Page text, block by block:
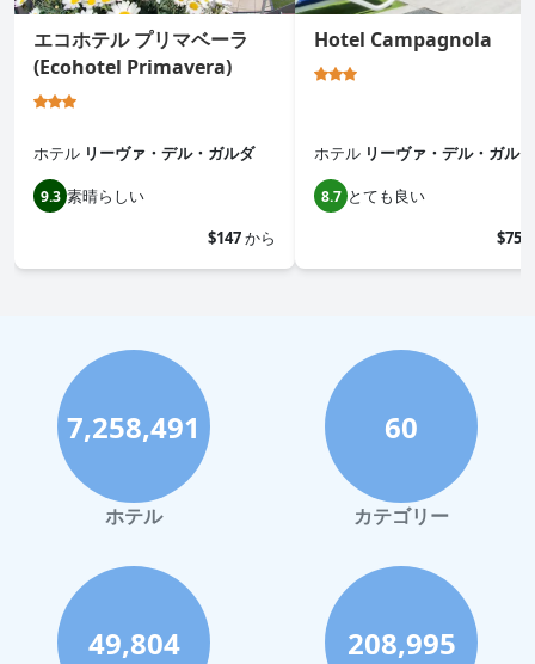
エコホテル プリマベーラ
(Ecohotel Primavera)
ホテル リーヴァ・デル・ガルダ
9.3 素晴らしい
$147から
Hotel Campagnola
ホテル リーヴァ・デル・ガルダ
8.7 とても良い
$75
7,258,491
ホテル
60
カテゴリー
49,804 208,995